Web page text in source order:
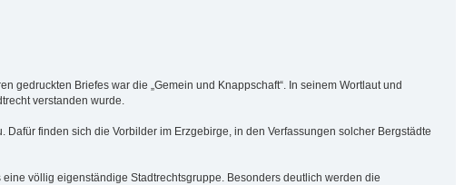
gedruckten Briefes war die „Gemein und Knappschaft“. In seinem Wortlaut und
verstanden wurde.
finden sich die Vorbilder im Erzgebirge, in den Verfassungen solcher Bergstädte
völlig eigenständige Stadtrechtsgruppe. Besonders deutlich werden die